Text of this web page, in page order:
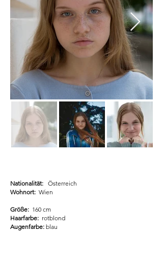
Nationalität: Österreich
Wohnort: Wien
Größe: 160 cm
Haarfarbe: rotblond
Augenfarbe: blau